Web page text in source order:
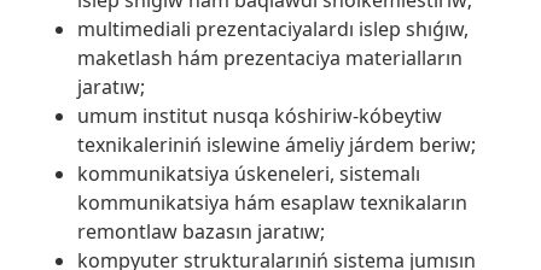
multimediali prezentaciyalardı islep shıǵıw,
maketlash hám prezentaciya materialların
jaratıw;
umum institut nusqa kóshiriw-kóbeytiw
texnikaleriniń islewine ámeliy járdem beriw;
kommunikatsiya úskeneleri, sistemalı
kommunikatsiya hám esaplaw texnikaların
remontlaw bazasın jaratıw;
kompyuter strukturalarıniń sistema jumısın